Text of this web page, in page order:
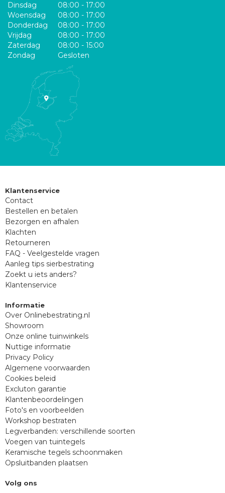
Dinsdag
08:00 - 17:00
Woensdag
08:00 - 17:00
Donderdag
08:00 - 17:00
Vrijdag
08:00 - 17:00
Zaterdag
08:00 - 15:00
Zondag
Gesloten
Klantenservice
Contact
Bestellen en betalen
Bezorgen en afhalen
Klachten
Retourneren
FAQ - Veelgestelde vragen
Aanleg tips sierbestrating
Zoekt u iets anders?
Klantenservice
Informatie
Over Onlinebestrating.nl
Showroom
Onze online tuinwinkels
Nuttige informatie
Privacy Policy
Algemene voorwaarden
Cookies beleid
Excluton garantie
Klantenbeoordelingen
Foto's en voorbeelden
Workshop bestraten
Legverbanden: verschillende soorten
Voegen van tuintegels
Keramische tegels schoonmaken
Opsluitbanden plaatsen
Volg ons